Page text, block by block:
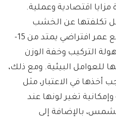
اقتصادية وعملية.
تكلفتها عن الخشب
الطبيعي بنسبة 40-50%، مع عمر افتراضي يمتد من 15-
التركيب وخفة الوزن
للعوامل البيئية. ومع ذلك،
في الاعتبار، مثل
تغير لونها عند
بالإضافة إلى